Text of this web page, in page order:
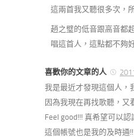
這兩首我又聽很多次，
趙之璧的低音跟高音都
唱這首人，這點都不夠
喜歡你的文章的人
我是最近才發現這個人，
因為我現在再找歌聽，又
Feel good!!! 真希望可以認
這個帳號也是我的及時通!!